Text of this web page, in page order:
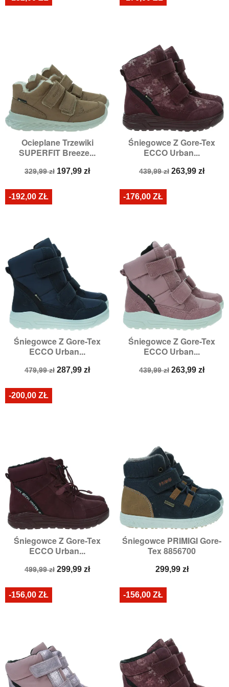
Ocieplane Trzewiki
SUPERFIT Breeze...
Cena
329,99 zł Cena
197,99 zł
Śniegowce Z Gore-Tex
ECCO Urban...
Cena
439,99 zł Cena
263,99 zł
Śniegowce Z Gore-Tex
ECCO Urban...
Cena
479,99 zł Cena
287,99 zł
-192,00 ZŁ
Śniegowce Z Gore-Tex
ECCO Urban...
Cena
439,99 zł Cena
263,99 zł
-176,00 ZŁ
Śniegowce Z Gore-Tex
ECCO Urban...
Cena
499,99 zł Cena
299,99 zł
-200,00 ZŁ
Śniegowce PRIMIGI Gore-
Tex 8856700
Cena
299,99 zł
-156,00 ZŁ -156,00 ZŁ